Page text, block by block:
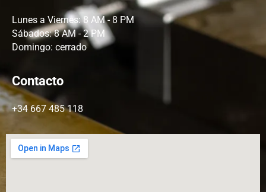
Lunes a Viernes: 8 AM - 8 PM
Sábados: 8 AM - 2 PM
Domingo: cerrado
Contacto
+34 667 485 118